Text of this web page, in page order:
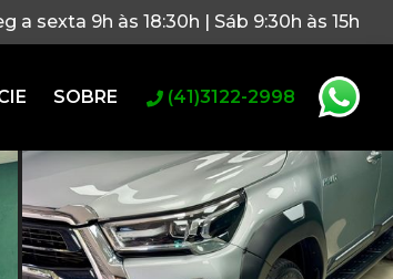
a sexta 9h às 18:30h | Sáb 9:30h às 15h
SOBRE (41)3122-2998